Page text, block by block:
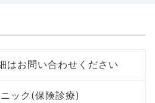
はお問い合わせください
ック(保険診療)